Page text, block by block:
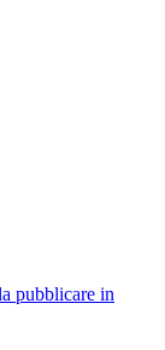
pubblicare in